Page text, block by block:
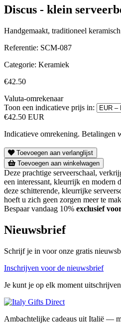
Discus - klein
Handgemaakt, traditioneel
Referentie: SCM-087
Categorie: Keramiek
€42.50
Valuta-omrekenaar
Toon een indicatieve prijs in:
€42.50 EUR
Indicatieve omrekening. Betalingen
Toevoegen aan verlanglijst
Toevoegen aan winkelwagen
Deze prachtige serveerschaal,
een interessant, kleurrijk en modern
deze schitterende, kleurrijke
hoeft u zich geen zorgen meer te
Bespaar vandaag 10% exclusief
Nieuwsbrief
Schrijf je in voor onze gratis
Inschrijven voor de nieuwsbrief
Je kunt je op elk moment
Ambachtelijke cadeaus uit Italië —